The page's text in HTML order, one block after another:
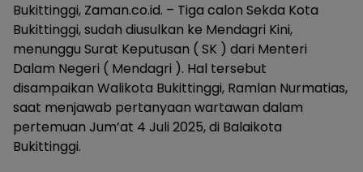
Bukittinggi, Zaman.co.id. – Tiga calon Sekda Kota
Bukittinggi, sudah diusulkan ke Mendagri Kini,
menunggu Surat Keputusan ( SK ) dari Menteri
Dalam Negeri ( Mendagri ). Hal tersebut
disampaikan Walikota Bukittinggi, Ramlan Nurmatias,
saat menjawab pertanyaan wartawan dalam
pertemuan Jum’at 4 Juli 2025, di Balaikota
Bukittinggi.